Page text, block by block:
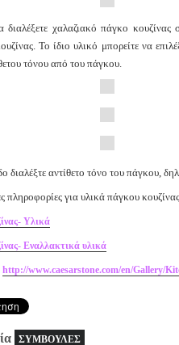
διαλέξετε χαλαζιακό πάγκο
Το ίδιο υλικό μπορείτε να
τόνου από του πάγκου.
διαλέξτε αντίθετο τόνο του πάγκου,
πληροφορίες για υλικά πάγκου
Υλικά
Εναλλακτικά υλικά
http://www.caesarstone.com/en/Gallery/
ΣΥΜΒΟΥΛΕΣ